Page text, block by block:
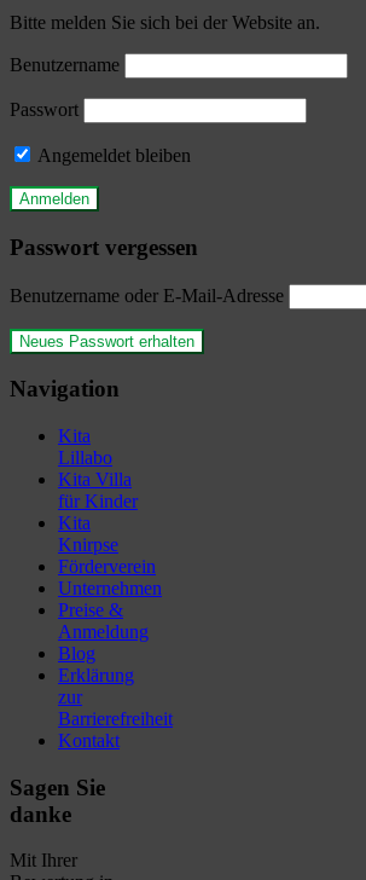
Bitte melden Sie sich bei der Website an.
Benutzername
Passwort
Angemeldet bleiben
Passwort vergessen
Benutzername oder E-Mail-Adresse
Navigation
Kita
Lillabo
Kita Villa
für Kinder
Kita
Knirpse
Förderverein
Unternehmen
Preise &
Anmeldung
Blog
Erklärung
zur
Barrierefreiheit
Kontakt
Sagen Sie
danke
Mit Ihrer